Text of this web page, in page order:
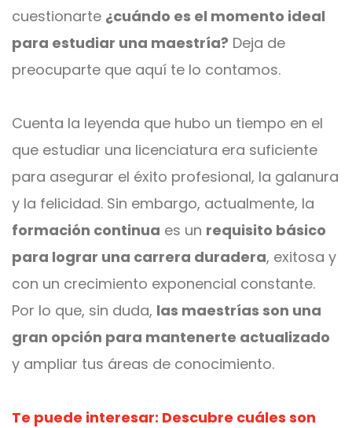
cuestionarte ¿cuándo es el momento ideal
para estudiar una maestría? Deja de
preocuparte que aquí te lo contamos.
Cuenta la leyenda que hubo un tiempo en el
que estudiar una licenciatura era suficiente
para asegurar el éxito profesional, la galanura
y la felicidad. Sin embargo, actualmente, la
formación continua es un requisito básico
para lograr una carrera duradera, exitosa y
con un crecimiento exponencial constante.
Por lo que, sin duda, las maestrías son una
gran opción para mantenerte actualizado
y ampliar tus áreas de conocimiento.
Te puede interesar: Descubre cuáles son